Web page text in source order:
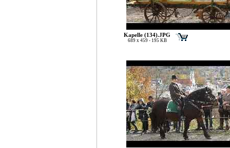
Kapelle (134).JPG
689 x 459 - 195 KB